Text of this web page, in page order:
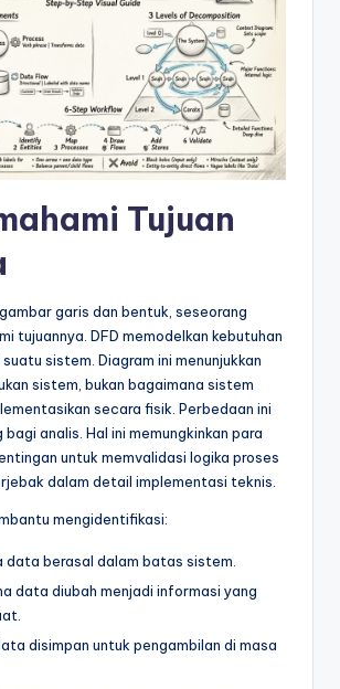
Tujuan
garis dan bentuk, seseorang
tujuannya. DFD memodelkan kebutuhan
sistem. Diagram ini menunjukkan
sistem, bukan bagaimana sistem
secara fisik. Perbedaan ini
analis. Hal ini memungkinkan para
untuk memvalidasi logika proses
dalam detail implementasi teknis.
mengidentifikasi:
data berasal dalam batas sistem.
data diubah menjadi informasi yang
disimpan untuk pengambilan di masa